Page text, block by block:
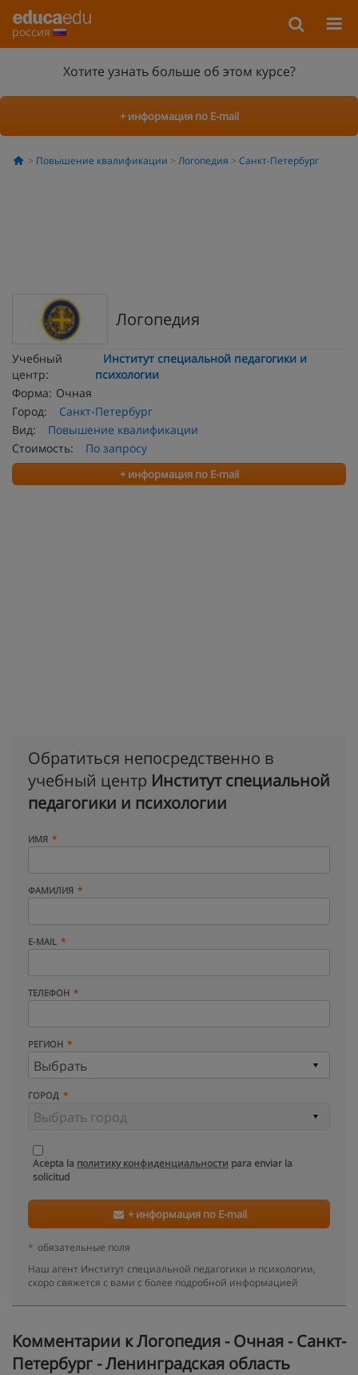
россия
Хотите узнать больше об этом курсе?
+ информация по E-mail
Повышение квалификации Логопедия Санкт-Петербург
Логопедия
Учебный
центр:
Институт специальной педагогики и
психологии
Форма: Очная
Город:
Санкт-Петербург
Вид:
Повышение квалификации
Стоимость:
По запросу
+ информация по E-mail
Обратиться непосредственно в
учебный центр Институт специальной
педагогики и психологии
ИМЯ
ФАМИЛИЯ
E-MAIL
ТЕЛЕФОН
РЕГИОН
ГОРОД
Acepta la политику конфиденциальности para enviar la
solicitud
+ информация по E-mail
* обязательные поля
Наш агент Институт специальной педагогики и психологии,
скоро свяжется с вами с более подробной информацией
Kомментарии к Логопедия - Очная - Санкт-
Петербург - Ленинградская область